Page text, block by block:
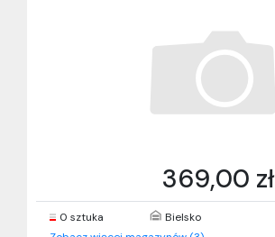
369,00 zł
0 sztuka
Bielsko